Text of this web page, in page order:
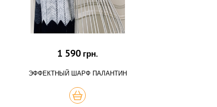
1 590 грн.
ЭФФЕКТНЫЙ ШАРФ ПАЛАНТИН
КУПИТЬ